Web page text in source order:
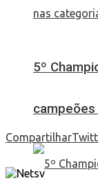
5º
Compartilhar